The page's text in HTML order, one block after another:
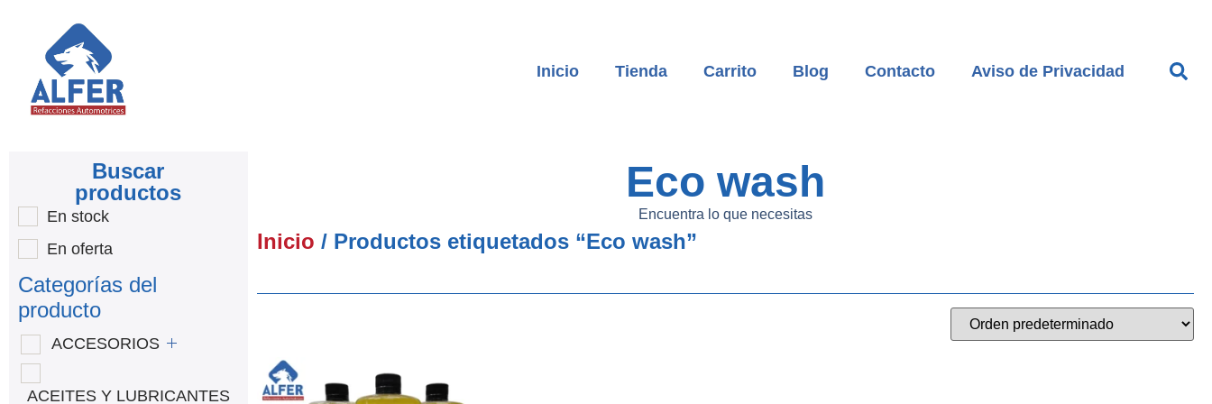
Inicio Tienda Carrito Blog Contacto Aviso de Privacidad
Buscar
productos
En stock
En oferta
Categorías del
producto
ACCESORIOS
ACEITES Y LUBRICANTES
Eco wash
Encuentra lo que necesitas
Inicio / Productos etiquetados “Eco wash”